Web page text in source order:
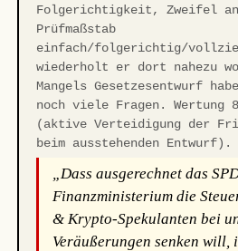
Folgerichtigkeit, Zweifel an
Prüfmaßstab
einfach/folgerichtig/
wiederholt er dort nahezu
Mangels Gesetzesentwurf
noch viele Fragen. Wertung
(aktive Verteidigung der
beim ausstehenden Entwurf).
„Dass ausgerechnet das
Finanzministerium die
& Krypto-Spekulanten bei
Veräußerungen senken will,